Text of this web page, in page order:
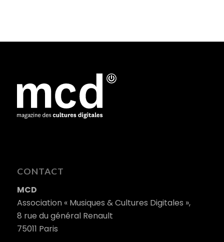
CONTACT
MCD
Association « Musiques & Cultures Digitales »,
8 rue du général Renault
75011 Paris